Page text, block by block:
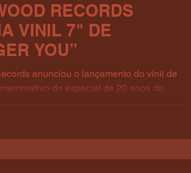
RECORDS
VINIL 7" DE
YOU”
anunciou o lançamento do vinil de
do especial de 20 anos da
de 20º Aniversário de Hannah